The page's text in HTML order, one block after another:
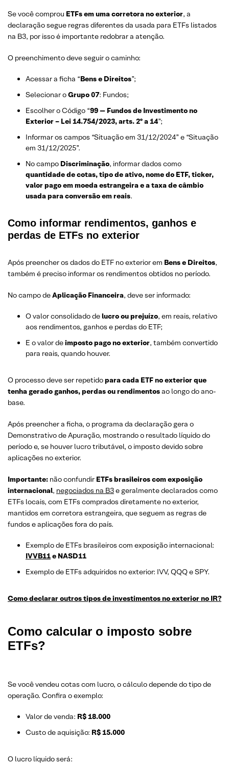
Se você comprou ETFs em uma corretora no exterior, a
declaração segue regras diferentes da usada para ETFs listados
na B3, por isso é importante redobrar a atenção.
O preenchimento deve seguir o caminho:
Acessar a ficha “Bens e Direitos”;
Selecionar oGrupo 07: Fundos;
Escolher o Código “99 — Fundos de Investimento no
Exterior – Lei 14.754/2023, arts. 2º a 14”;
Informar os campos “Situação em 31/12/2024” e “Situação
em 31/12/2025”.
No campo Discriminação, informar dados como
quantidade de cotas, tipo de ativo, nome do ETF, ticker,
valor pago em moeda estrangeira e a taxa de câmbio
usada para conversão em reais.
Como informar rendimentos, ganhos e
perdas de ETFs no exterior
Após preencher os dados do ETF no exterior em Bens e Direitos,
também é preciso informar os rendimentos obtidos no período.
No campo deAplicação Financeira, deve ser informado:
O valor consolidado delucro ou prejuízo, em reais, relativo
aos rendimentos, ganhos e perdas do ETF;
E o valor deimposto pago no exterior, também convertido
para reais, quando houver.
O processo deve ser repetidopara cada ETF no exterior que
tenha gerado ganhos, perdas ou rendimentosao longo do ano-
base.
Após preencher a ficha, o programa da declaração gera o
Demonstrativo de Apuração, mostrando o resultado líquido do
período e, se houver lucro tributável, o imposto devido sobre
aplicações no exterior.
Importante: não confundir ETFs brasileiros com exposição
internacional, negociados na B3e geralmente declarados como
ETFs locais, com ETFs comprados diretamente no exterior,
mantidos em corretora estrangeira, que seguem as regras de
fundos e aplicações fora do país.
Exemplo de ETFs brasileiros com exposição internacional:
IVVB11e NASD11
Exemplo de ETFs adquiridos no exterior: IVV, QQQ e SPY.
Como declarar outros tipos de investimentos no exterior no IR?
Como calcular o imposto sobre
ETFs?
Se você vendeu cotas com lucro, o cálculo depende do tipo de
operação. Confira o exemplo:
Valor de venda: R$ 18.000
Custo de aquisição: R$ 15.000
O lucro líquido será: